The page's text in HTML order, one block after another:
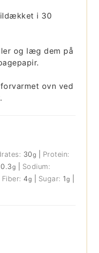
i 30
og læg dem på
ovn ved
30g
Protein:
0.3g
Sodium:
Fiber: 4g Sugar: 1g